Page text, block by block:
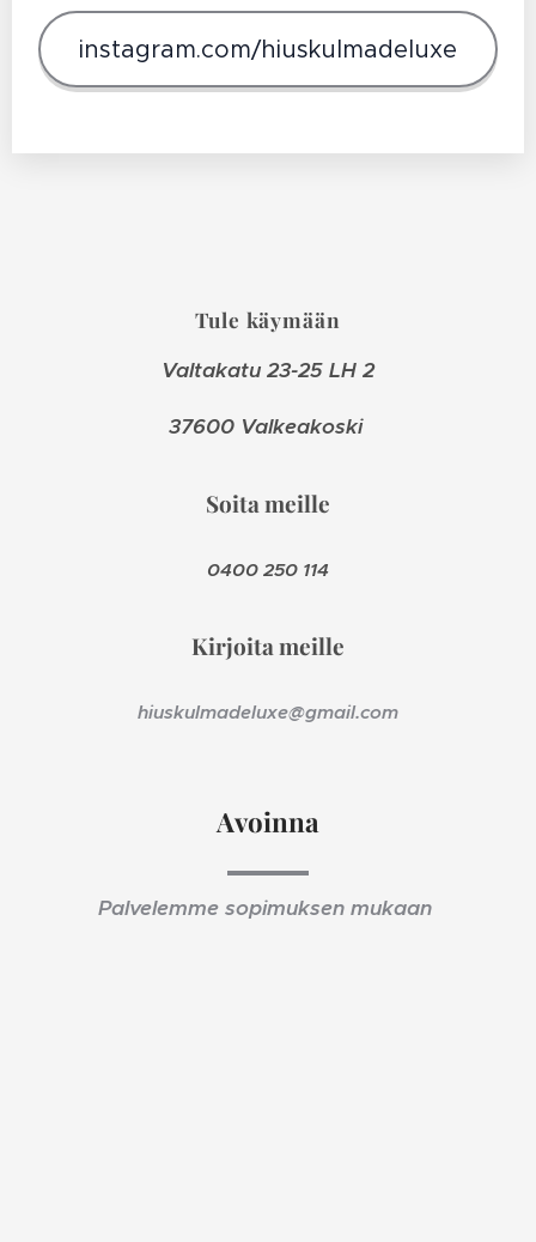
instagram.com/hiuskulmadeluxe
Tule käymään
Valtakatu 23-25 LH 2
37600 Valkeakoski
Soita meille
0400 250 114
Kirjoita meille
hiuskulmadeluxe@gmail.com
Avoinna
Palvelemme sopimuksen mukaan